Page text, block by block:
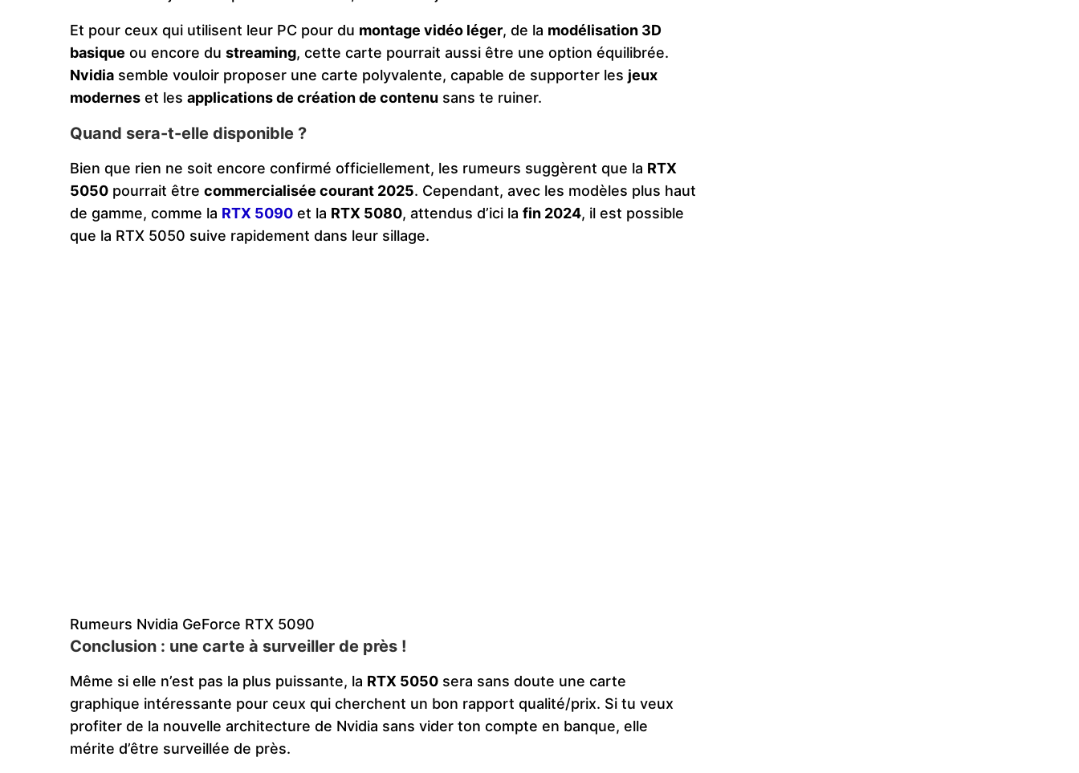
Et pour ceux qui utilisent leur PC pour du montage vidéo léger, de la modélisation 3D
basique ou encore du streaming, cette carte pourrait aussi être une option équilibrée.
Nvidia semble vouloir proposer une carte polyvalente, capable de supporter les jeux
modernes et les applications de création de contenu sans te ruiner.
Quand sera-t-elle disponible ?
Bien que rien ne soit encore confirmé officiellement, les rumeurs suggèrent que la RTX
5050 pourrait être commercialisée courant 2025. Cependant, avec les modèles plus haut
de gamme, comme la RTX 5090 et la RTX 5080, attendus d’ici la fin 2024, il est possible
que la RTX 5050 suive rapidement dans leur sillage.
Rumeurs Nvidia GeForce RTX 5090
Conclusion : une carte à surveiller de près !
Même si elle n’est pas la plus puissante, la RTX 5050 sera sans doute une carte
graphique intéressante pour ceux qui cherchent un bon rapport qualité/prix. Si tu veux
profiter de la nouvelle architecture de Nvidia sans vider ton compte en banque, elle
mérite d’être surveillée de près.